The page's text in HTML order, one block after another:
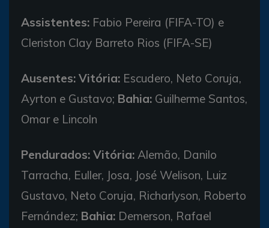
Assistentes: Fabio Pereira (FIFA-TO) e
Cleriston Clay Barreto Rios (FIFA-SE)
Ausentes: Vitória: Escudero, Neto Coruja,
Ayrton e Gustavo; Bahia: Guilherme Santos,
Omar e Lincoln
Pendurados: Vitória: Alemão, Danilo
Tarracha, Euller, Josa, José Welison, Luiz
Gustavo, Neto Coruja, Richarlyson, Roberto
Fernández; Bahia: Demerson, Rafael